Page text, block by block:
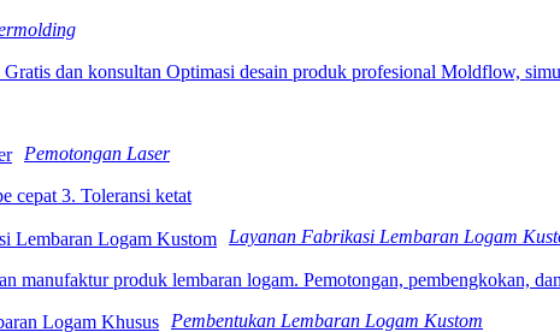
dan konsultan Optimasi desain produk profesional Moldflow,
Pemotongan Laser
cepat 3. Toleransi ketat
Layanan Fabrikasi Lembaran Logam
manufaktur produk lembaran logam. Pemotongan, pembengkokan,
Pembentukan Lembaran Logam Kustom